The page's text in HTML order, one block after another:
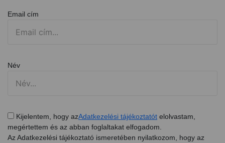
Email cím
Név
Kijelentem, hogy azAdatkezelési tájékoztatót elolvastam,
megértettem és az abban foglaltakat elfogadom.
Az Adatkezelési tájékoztató ismeretében nyilatkozom, hogy az